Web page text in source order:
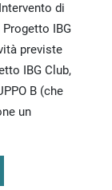
di
IBG
previste
IBG Club,
B (che
un